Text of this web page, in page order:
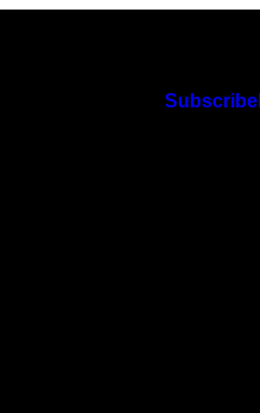
Subscribe